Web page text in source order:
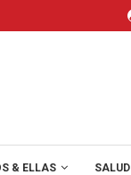
& ELLAS SALUD